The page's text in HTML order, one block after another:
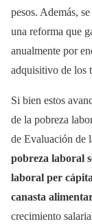
pesos. Además,
una reforma que
anualmente por
adquisitivo de los
Si bien estos
de la pobreza
de Evaluación de
pobreza laboral
laboral per
canasta
crecimiento